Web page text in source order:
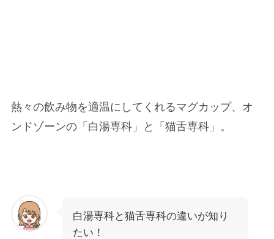
熱々の飲み物を適温にしてくれるマグカップ、オ
ンドゾーンの「 白湯専科」と「 猫舌専科」。
白湯専科と猫舌専科の違いが知り
たい！